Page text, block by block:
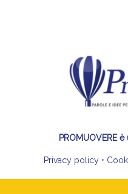
PROMUOVERE
Privacy policy•